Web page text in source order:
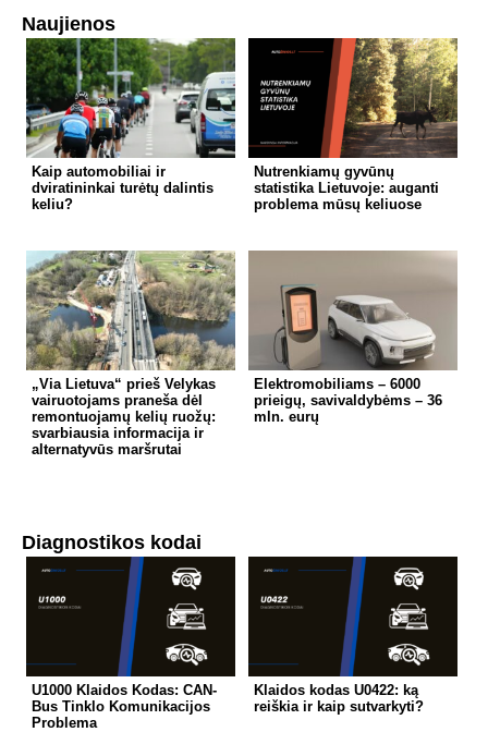
Naujienos
Kaip automobiliai ir
dviratininkai turėtų dalintis
keliu?
Nutrenkiamų gyvūnų
statistika Lietuvoje: auganti
problema mūsų keliuose
„Via Lietuva“ prieš Velykas
vairuotojams praneša dėl
remontuojamų kelių ruožų:
svarbiausia informacija ir
alternatyvūs maršrutai
Elektromobiliams – 6000
prieigų, savivaldybėms – 36
mln. eurų
Diagnostikos kodai
U1000 Klaidos Kodas: CAN-
Bus Tinklo Komunikacijos
Problema
Klaidos kodas U0422: ką
reiškia ir kaip sutvarkyti?